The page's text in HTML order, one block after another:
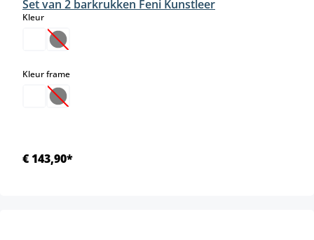
Set van 2 barkrukken Feni Kunstleer
Kleurselect
(Deze optie is momenteel niet beschikbaar.)
Kleur frameselect
(Deze optie is momenteel niet beschikbaar.)
€ 143,90*